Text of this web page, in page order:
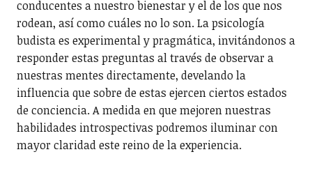
conducentes a nuestro bienestar y el de los que nos
rodean, así como cuáles no lo son. La psicología
budista es experimental y pragmática, invitándonos a
responder estas preguntas al través de observar a
nuestras mentes directamente, develando la
influencia que sobre de estas ejercen ciertos estados
de conciencia. A medida en que mejoren nuestras
habilidades introspectivas podremos iluminar con
mayor claridad este reino de la experiencia.